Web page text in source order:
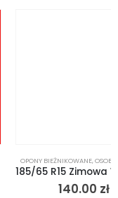
,OSOBOWE,ZIMA
185/65 R15 Zimowa Wzór Dunlop
zł